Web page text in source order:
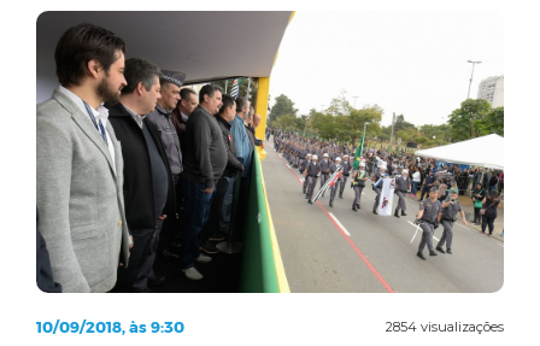
2854 visualizações
10/09/2018, às 9:30